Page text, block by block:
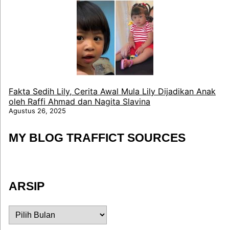
Fakta Sedih Lily, Cerita Awal Mula Lily Dijadikan Anak
oleh Raffi Ahmad dan Nagita Slavina
Agustus 26, 2025
MY BLOG TRAFFICT SOURCES
ARSIP
ARSIP